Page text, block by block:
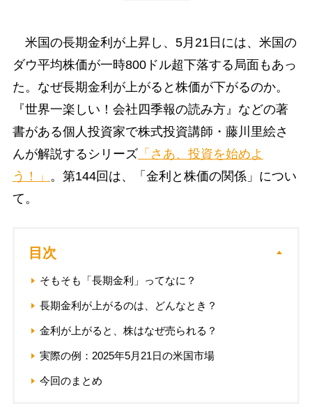
米国の長期金利が上昇し、5月21日には、米国の
ダウ平均株価が一時800ドル超下落する局面もあっ
た。なぜ長期金利が上がると株価が下がるのか。
『世界一楽しい！会社四季報の読み方』などの著
書がある個人投資家で株式投資講師・藤川里絵さ
んが解説するシリーズ「さあ、投資を始めよ
う！」 。第144回は、「金利と株価の関係」につい
て。
目次
そもそも「長期金利」ってなに？
長期金利が上がるのは、どんなとき？
金利が上がると、株はなぜ売られる？
実際の例：2025年5月21日の米国市場
今回のまとめ